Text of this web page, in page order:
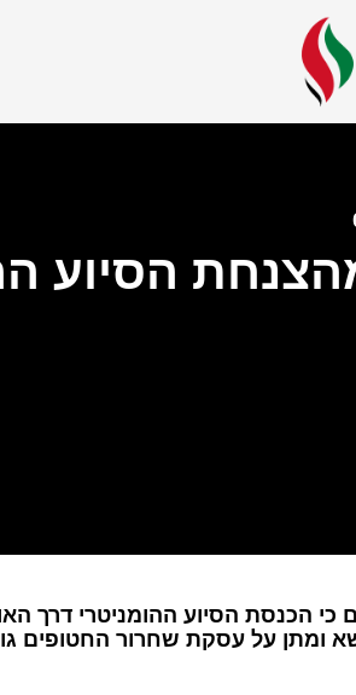
הסיוע
הכנסת הסיוע ההומניטרי דרך
על עסקת שחרור החטופים